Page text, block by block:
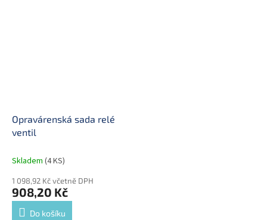
Opravárenská sada relé
ventil
Skladem (4 KS)
1 098,92 Kč včetně DPH
908,20 Kč
Do košíku